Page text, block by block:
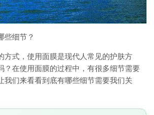
些细节？
方式，使用面膜是现代人常见的护肤方
？在使用面膜的过程中，有很多细节需要
我们来看看到底有哪些细节需要我们关